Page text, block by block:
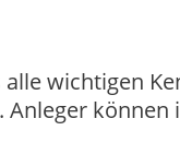
wichtigen
können